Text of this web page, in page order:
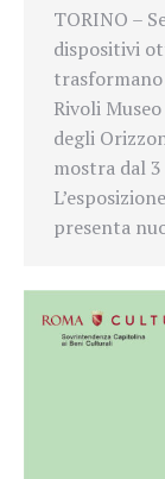
TORINO –
dispositivi
trasformano
Rivoli
degli
mostra dal
presenta